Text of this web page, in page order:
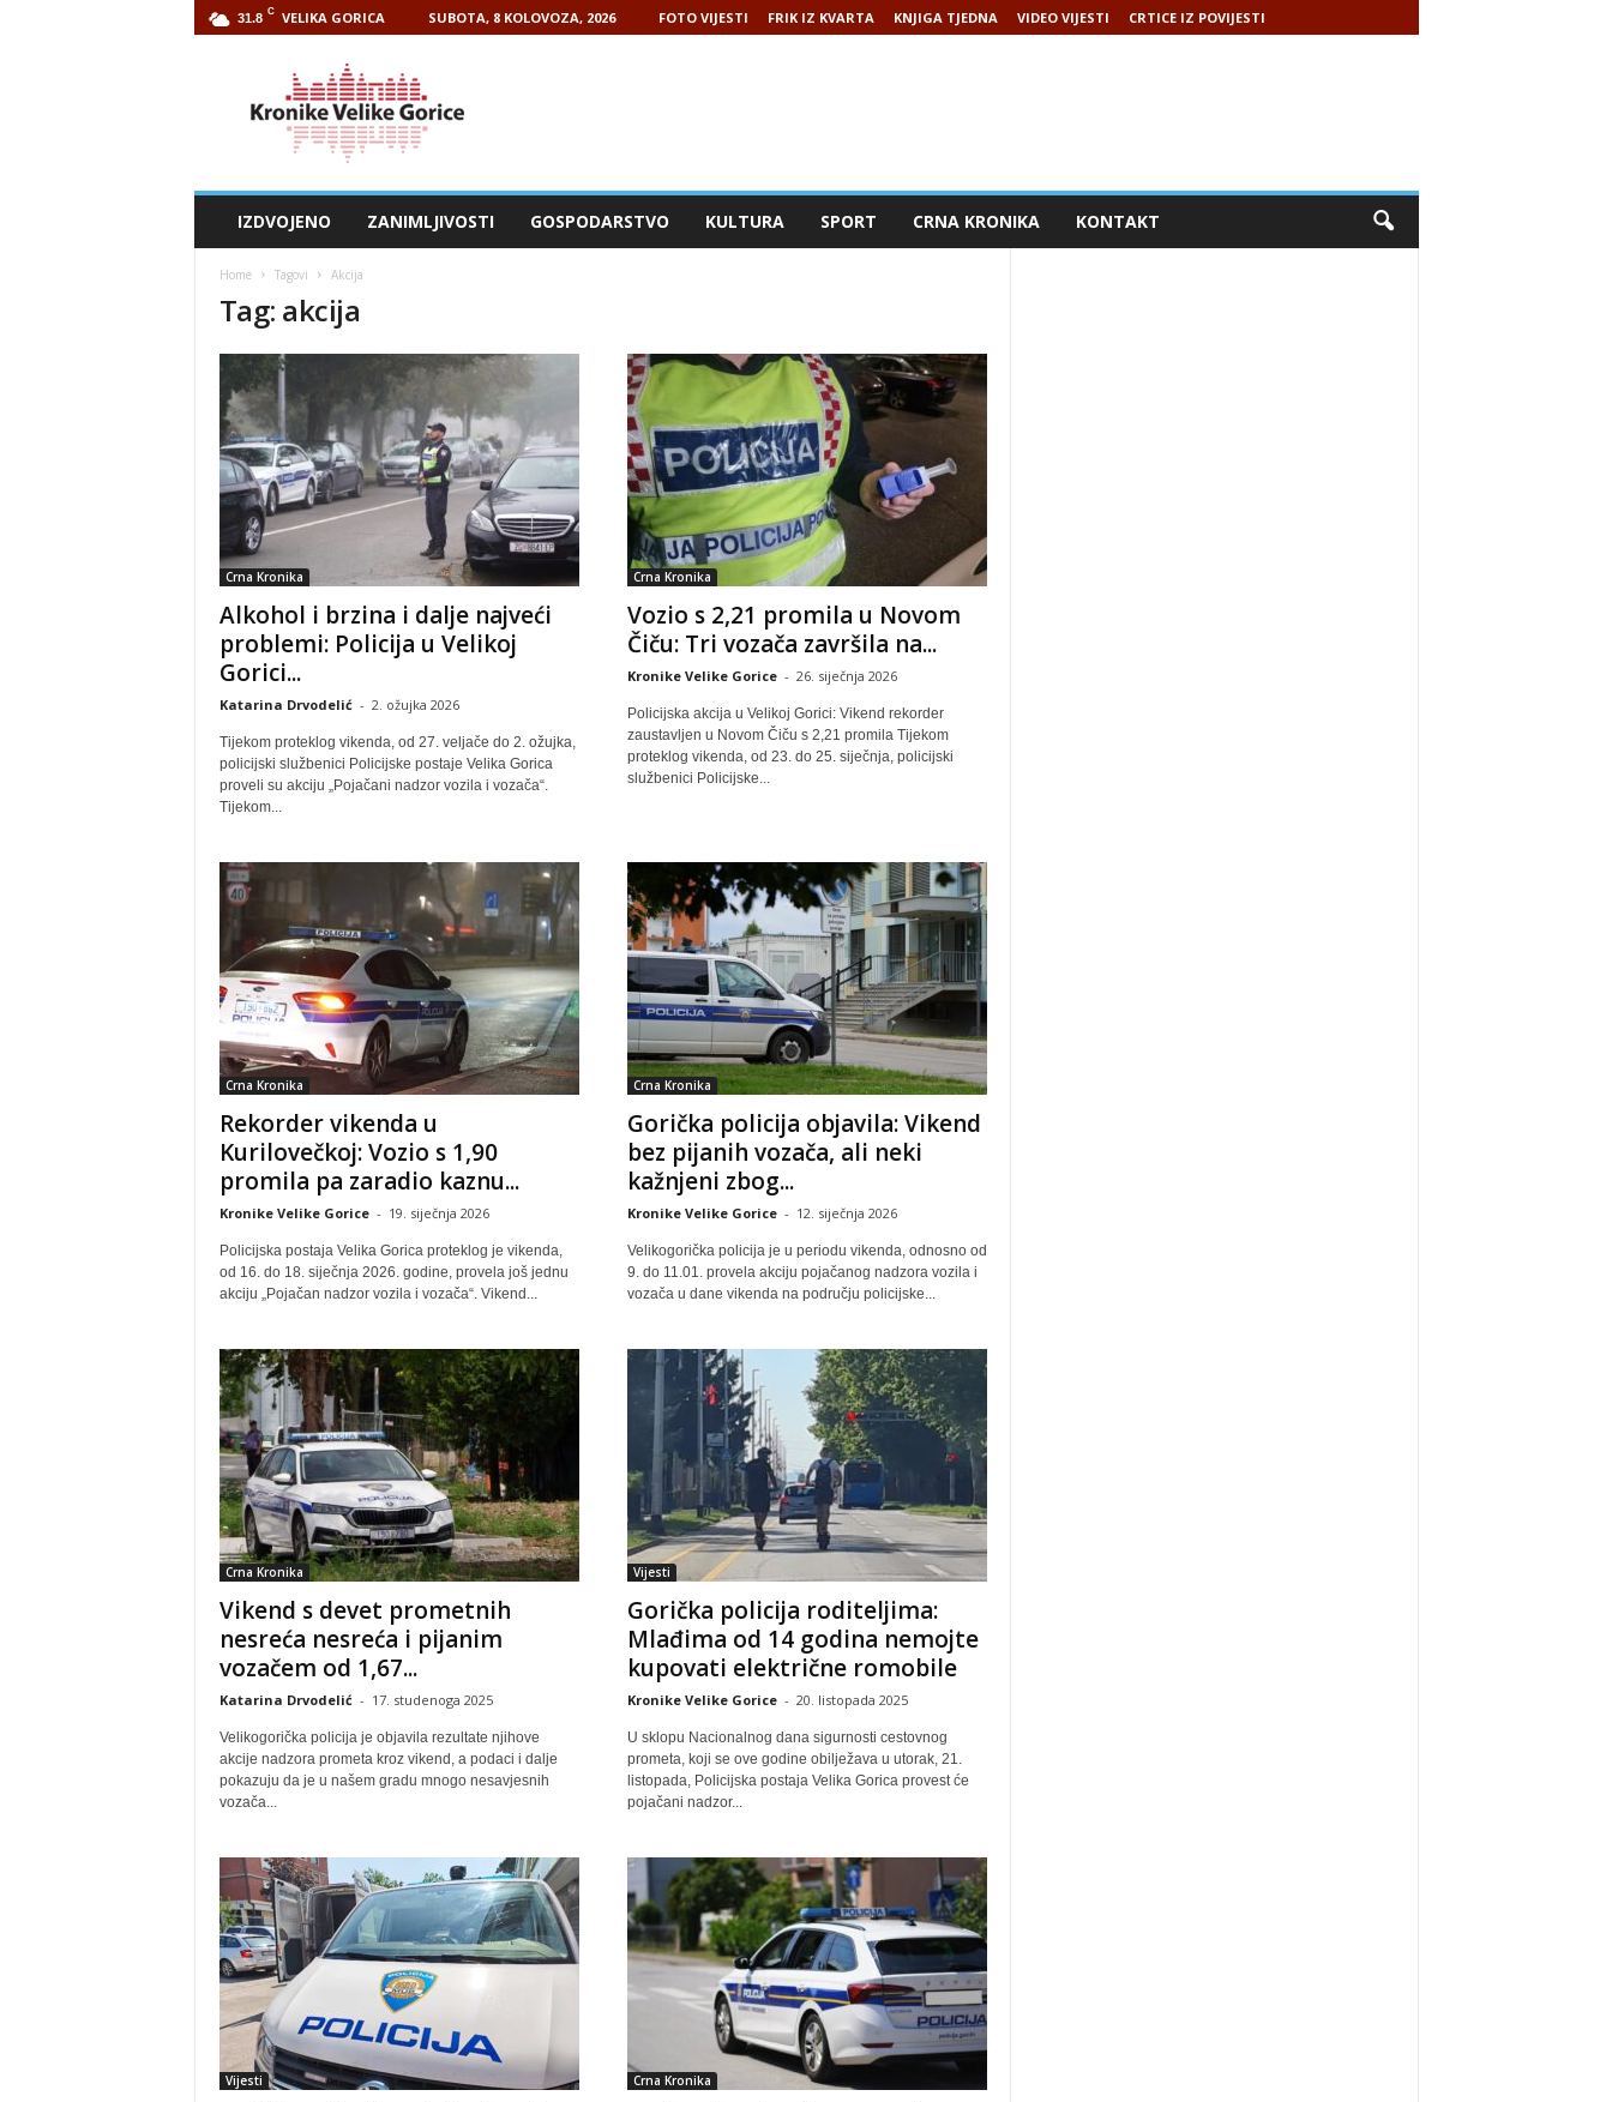
31.8 C VELIKA GORICA SUBOTA, 8 KOLOVOZA, 2026 FOTO VIJESTI FRIK IZ KVARTA KNJIGA TJEDNA VIDEO VIJESTI CRTICE IZ POVIJESTI
IZDVOJENO ZANIMLJIVOSTI GOSPODARSTVO KULTURA SPORT CRNA KRONIKA KONTAKT
Home Tagovi Akcija
Tag: akcija
Crna Kronika
Alkohol i brzina i dalje najveći
problemi: Policija u Velikoj
Gorici...
Katarina Drvodelić - 2. ožujka 2026
Tijekom proteklog vikenda, od 27. veljače do 2. ožujka,
policijski službenici Policijske postaje Velika Gorica
proveli su akciju „Pojačani nadzor vozila i vozača“.
Tijekom...
Crna Kronika
Vozio s 2,21 promila u Novom
Čiču: Tri vozača završila na...
Kronike Velike Gorice - 26. siječnja 2026
Policijska akcija u Velikoj Gorici: Vikend rekorder
zaustavljen u Novom Čiču s 2,21 promila Tijekom
proteklog vikenda, od 23. do 25. siječnja, policijski
službenici Policijske...
Crna Kronika
Rekorder vikenda u
Kurilovečkoj: Vozio s 1,90
promila pa zaradio kaznu...
Kronike Velike Gorice - 19. siječnja 2026
Policijska postaja Velika Gorica proteklog je vikenda,
od 16. do 18. siječnja 2026. godine, provela još jednu
akciju „Pojačan nadzor vozila i vozača“. Vikend...
Crna Kronika
Gorička policija objavila: Vikend
bez pijanih vozača, ali neki
kažnjeni zbog...
Kronike Velike Gorice - 12. siječnja 2026
Velikogorička policija je u periodu vikenda, odnosno od
9. do 11.01. provela akciju pojačanog nadzora vozila i
vozača u dane vikenda na području policijske...
Crna Kronika
Vikend s devet prometnih
nesreća nesreća i pijanim
vozačem od 1,67...
Katarina Drvodelić - 17. studenoga 2025
Velikogorička policija je objavila rezultate njihove
akcije nadzora prometa kroz vikend, a podaci i dalje
pokazuju da je u našem gradu mnogo nesavjesnih
vozača...
Vijesti
Gorička policija roditeljima:
Mlađima od 14 godina nemojte
kupovati električne romobile
Kronike Velike Gorice - 20. listopada 2025
U sklopu Nacionalnog dana sigurnosti cestovnog
prometa, koji se ove godine obilježava u utorak, 21.
listopada, Policijska postaja Velika Gorica provest će
pojačani nadzor...
Vijesti Crna Kronika